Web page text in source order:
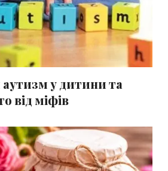
аутизм у дитини та
від міфів